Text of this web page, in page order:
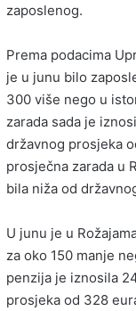
zaposlenog.
Prema podacima
je u junu bilo
300 više nego u
zarada sada je
državnog prosjeka
prosječna zarada u
bila niža od
U junu je u
za oko 150 manje
penzija je iznosila
prosjeka od 328